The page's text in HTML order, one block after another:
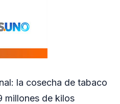
la cosecha de tabaco
millones de kilos